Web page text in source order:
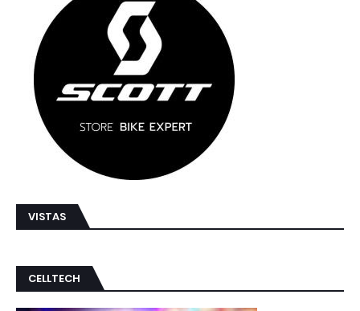
VISTAS
CELLTECH